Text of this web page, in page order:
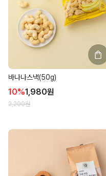
바나나스낵(50g)
10%1,980원
2,200원